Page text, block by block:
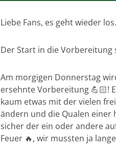
Liebe Fans, es geht wieder
Der Start in die Vorbereitung
Am morgigen Donnerstag
ersehnte Vorbereitung 💪🏻!
kaum etwas mit der vielen
ändern und die Qualen einer
sicher der ein oder andere
Feuer 🔥, wir mussten ja